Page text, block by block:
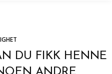
DU FIKK HENNE